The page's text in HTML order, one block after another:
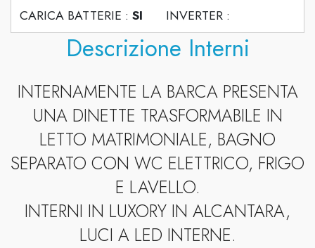
CARICA BATTERIE : SI INVERTER :
Descrizione Interni
INTERNAMENTE LA BARCA PRESENTA
UNA DINETTE TRASFORMABILE IN
LETTO MATRIMONIALE, BAGNO
SEPARATO CON WC ELETTRICO, FRIGO
E LAVELLO.
INTERNI IN LUXORY IN ALCANTARA,
LUCI A LED INTERNE.